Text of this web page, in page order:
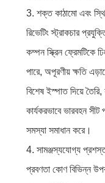
3. শক্ত কাঠামো এবং
রিভেটিং স্ট্রাকচার
কম্পন স্ক্রিন ফ্রেমটিকে
পারে, অপূরণীয় ক্ষতি
বিশেষ ইস্পাত দিয়ে
কার্যকরভাবে ভারবহন সীট
সমস্যা সমাধান করে।
4. সামঞ্জস্যযোগ্য
প্রবণতা কোণ বিভিন্ন